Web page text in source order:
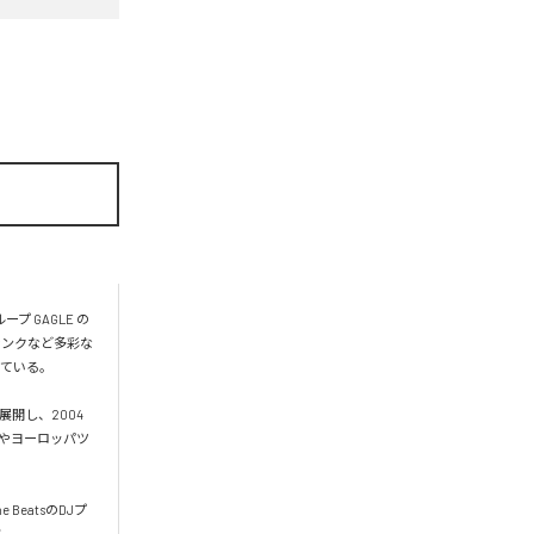
プ GAGLE の
クなど多彩な
いる。
開し、2004
ヨーロッパツ
BeatsのDJプ